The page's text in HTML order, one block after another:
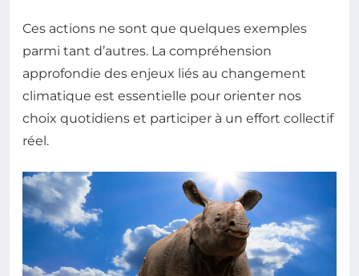
Ces actions ne sont que quelques exemples
parmi tant d’autres. La compréhension
approfondie des enjeux liés au changement
climatique est essentielle pour orienter nos
choix quotidiens et participer à un effort collectif
réel.